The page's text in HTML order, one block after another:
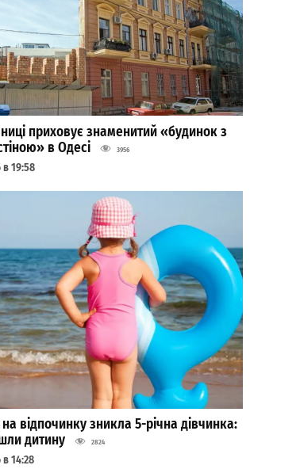
приховує знаменитий «будинок з
в Одесі
3956
в 19:58
на відпочинку зникла 5-річна дівчинка:
дитину
2824
в 14:28